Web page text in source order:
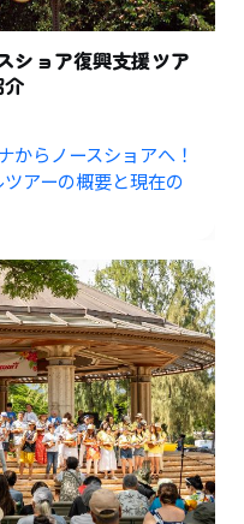
ショア復興支援ツア
からノースショアへ！
アーの概要と現在の